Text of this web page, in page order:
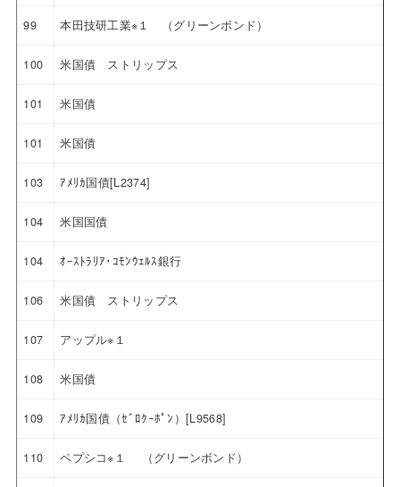
99 本田技研工業※１ （グリーンボンド）
100 米国債 ストリップス
101 米国債
101 米国債
103 ｱﾒﾘｶ国債[L2374]
104 米国国債
104 ｵｰｽﾄﾗﾘｱ･ｺﾓﾝｳｪﾙｽ銀行
106 米国債 ストリップス
107 アップル※１
108 米国債
109 ｱﾒﾘｶ国債（ｾﾞﾛｸｰﾎﾟﾝ）[L9568]
110 ペプシコ※１ （グリーンボンド）